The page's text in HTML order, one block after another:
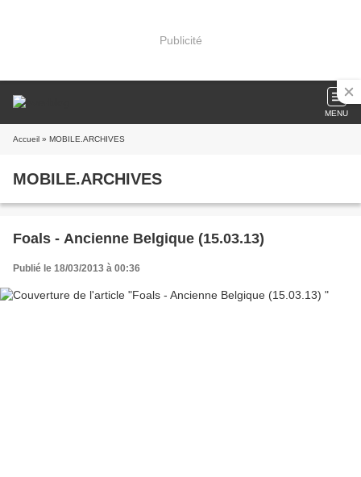
Publicité
MENU
Accueil » MOBILE.ARCHIVES
MOBILE.ARCHIVES
Foals - Ancienne Belgique (15.03.13)
Publié le 18/03/2013 à 00:36